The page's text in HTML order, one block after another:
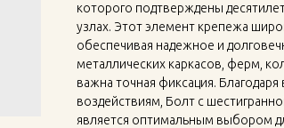
которого подтверждены
узлах. Этот элемент крепежа
обеспечивая надежное и
металлических каркасов, ферм,
важна точная фиксация.
воздействиям, Болт с
является оптимальным выбором